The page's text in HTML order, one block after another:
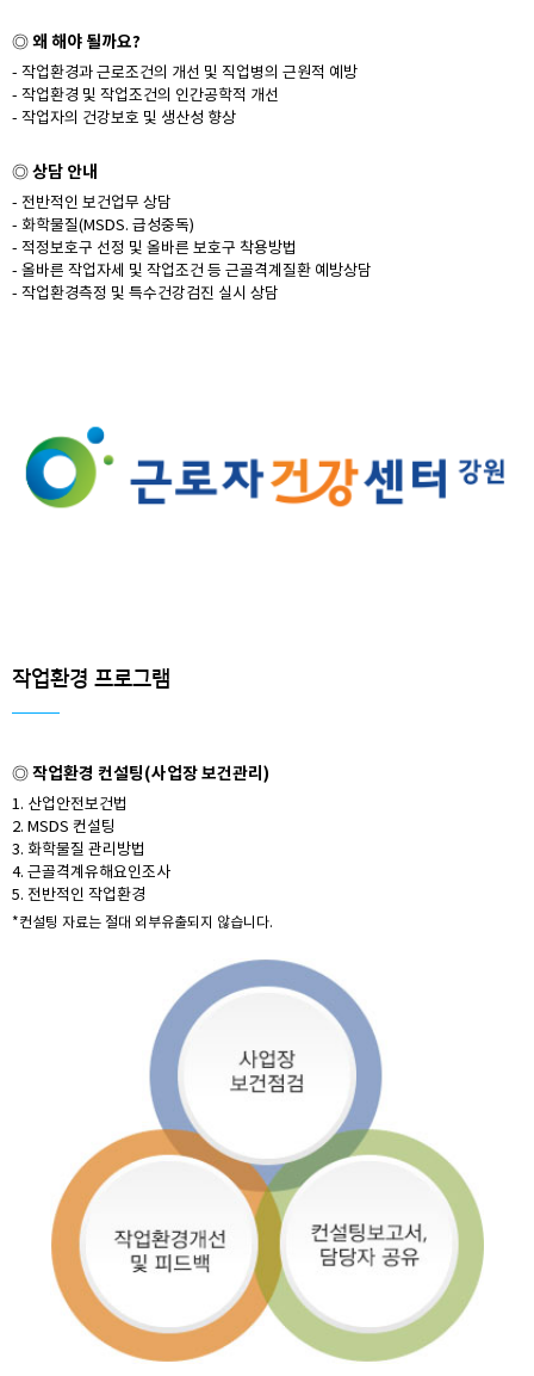
◎왜 해야 될까요?
- 작업환경과 근로조건의 개선 및 직업병의 근원적 예방
- 작업환경 및 작업조건의 인간공학적 개선
- 작업자의 건강보호 및 생산성 향상
◎상담 안내
- 전반적인 보건업무 상담
- 화학물질(MSDS. 급성중독)
- 적정보호구 선정 및 올바른 보호구 착용방법
- 올바른 작업자세 및 작업조건 등 근골격계질환 예방상담
- 작업환경측정 및 특수건강검진 실시 상담
작업환경 프로그램
◎작업환경 컨설팅(사업장 보건관리)
1. 산업안전보건법
2. MSDS 컨설팅
3. 화학물질 관리방법
4. 근골격계유해요인조사
5. 전반적인 작업환경
*컨설팅 자료는 절대 외부유출되지 않습니다.